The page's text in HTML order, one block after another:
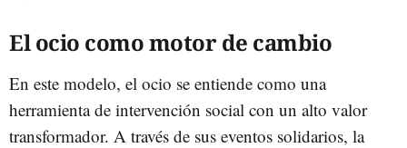
El ocio como motor de cambio
En este modelo, el ocio se entiende como una
herramienta de intervención social con un alto valor
transformador. A través de sus eventos solidarios, la